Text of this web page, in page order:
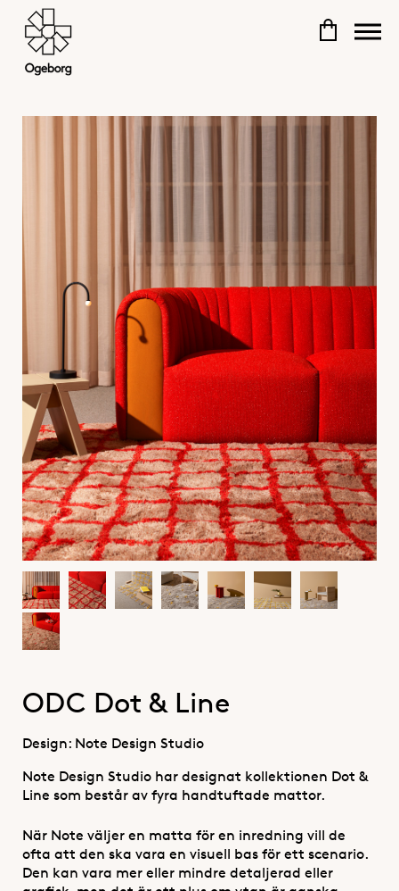
ODC Dot & Line
Design: Note Design Studio
Note Design Studio har designat kollektionen Dot &
Line som består av fyra handtuftade mattor.
När Note väljer en matta för en inredning vill de
ofta att den ska vara en visuell bas för ett scenario.
Den kan vara mer eller mindre detaljerad eller